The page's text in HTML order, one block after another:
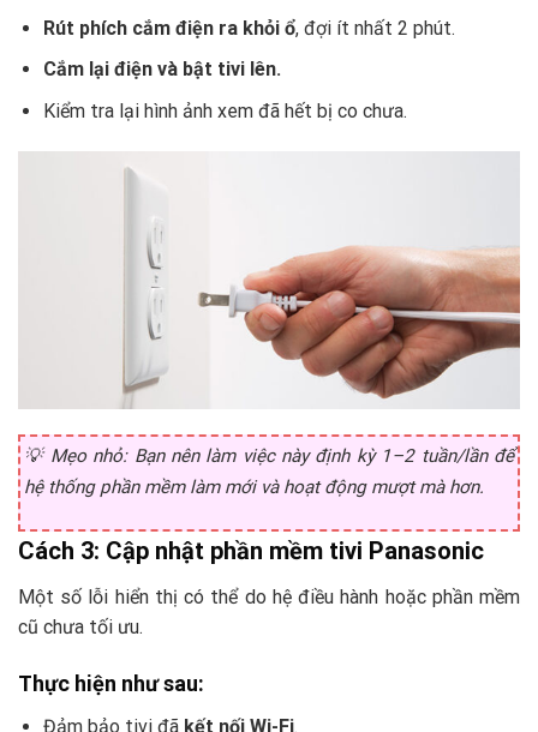
Rút phích cắm điện ra khỏi ổ, đợi ít nhất 2 phút.
Cắm lại điện và bật tivi lên.
Kiểm tra lại hình ảnh xem đã hết bị co chưa.
💡 Mẹo nhỏ:Bạn nên làm việc này định kỳ 1–2 tuần/lần để
hệ thống phần mềm làm mới và hoạt động mượt mà hơn.
Cách 3: Cập nhật phần mềm tivi Panasonic
Một số lỗi hiển thị có thể do hệ điều hành hoặc phần mềm
cũ chưa tối ưu.
Thực hiện như sau:
Đảm bảo tivi đã kết nối Wi-Fi.